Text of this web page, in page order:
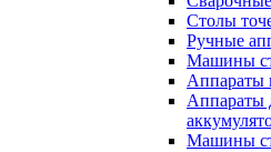
Столы
Ручные
Машины
Аппараты
Аппараты
Машины